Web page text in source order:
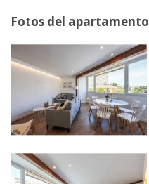
Fotos del apartamento